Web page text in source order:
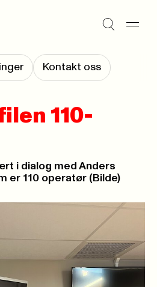
Kontakt oss
110-
i dialog med Anders
er 110 operatør (Bilde)